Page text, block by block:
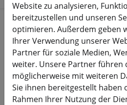
Start Bauteile Motoren
T-Motor Velox
1500KV Orange
Website zu analysieren,
bereitzustellen und unseren
optimieren. Außerdem geben
Ihrer Verwendung unserer
Partner für soziale Medien,
weiter. Unsere Partner führen
möglicherweise mit weiteren
Sie ihnen bereitgestellt haben
Rahmen Ihrer Nutzung der